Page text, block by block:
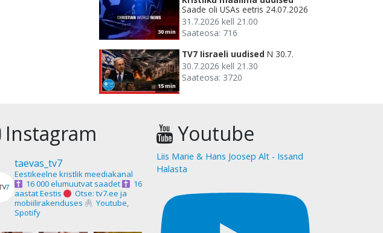
30 min
Saade oli USAs eetris 24.07.2026
31.7.2026 kell 21.00
Saateosa: 716
15 min
TV7 Iisraeli uudised N 30.7.
30.7.2026 kell 21.30
Saateosa: 3720
Instagram
taevas_tv7
Eestikeelne kristlik meediakanal
16 000 elumuutvat saadet
16
aastat Eestis
Otse: tv7.ee ja
mobiilirakenduses
Youtube,
Spotify
Youtube
Liis Marie & Hans Joosep Alt - Issand
Halasta